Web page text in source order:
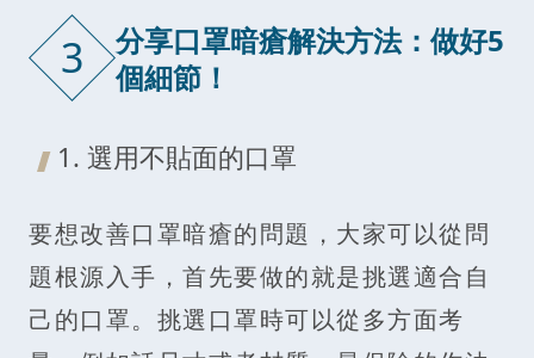
3
分享口罩暗瘡解決方法：做好5
個細節！
1. 選用不貼面的口罩
要想改善口罩暗瘡的問題，大家可以從問
題根源入手，首先要做的就是挑選適合自
己的口罩。挑選口罩時可以從多方面考